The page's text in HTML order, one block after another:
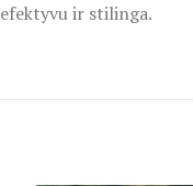
efektyvu ir stilinga.